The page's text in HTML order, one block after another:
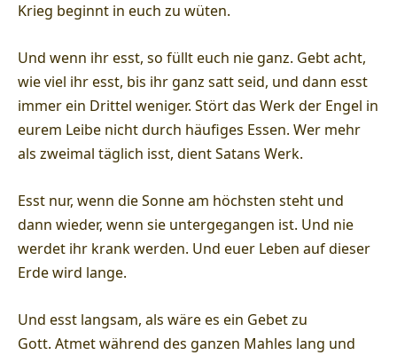
Krieg beginnt in euch zu wüten.
Und wenn ihr esst, so füllt euch nie ganz. Gebt acht,
wie viel ihr esst, bis ihr ganz satt seid, und dann esst
immer ein Drittel weniger. Stört das Werk der Engel in
eurem Leibe nicht durch häufiges Essen. Wer mehr
als zweimal täglich isst, dient Satans Werk.
Esst nur, wenn die Sonne am höchsten steht und
dann wieder, wenn sie untergegangen ist. Und nie
werdet ihr krank werden. Und euer Leben auf dieser
Erde wird lange.
Und esst langsam, als wäre es ein Gebet zu
Gott. Atmet während des ganzen Mahles lang und